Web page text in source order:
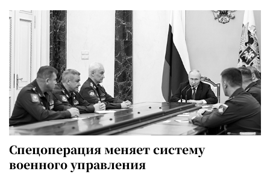
Спецоперация меняет систему
военного управления